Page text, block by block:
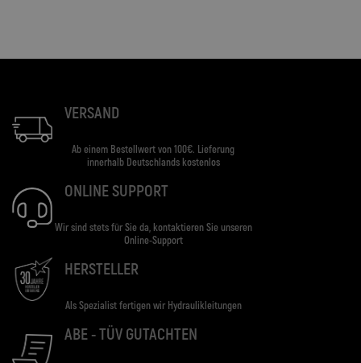
VERSAND
Ab einem Bestellwert von 100€. Lieferung
innerhalb Deutschlands kostenlos
ONLINE SUPPORT
Wir sind stets für Sie da, kontaktieren Sie unseren
Online-Support
HERSTELLER
Als Spezialist fertigen wir Hydraulikleitungen
ABE - TÜV GUTACHTEN